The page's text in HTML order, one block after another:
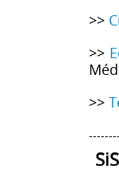
>>
>>
>>